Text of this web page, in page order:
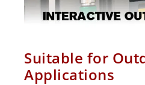
Suitable for
Applications